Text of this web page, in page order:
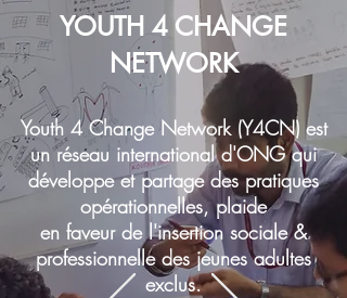
YOUTH 4 CHANGE
NETWORK
Youth 4 Change Network (Y4CN) est
un réseau international d'ONG qui
développe et partage des pratiques
opérationnelles, plaide
en faveur de l'insertion sociale &
professionnelle des jeunes adultes
exclus.